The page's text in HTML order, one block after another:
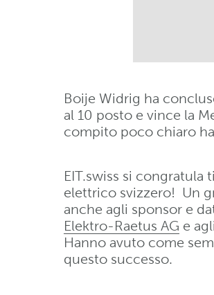
Boije Widrig ha
al 10 posto e vince la
compito poco chiaro
EIT.swiss si
elettrico svizzero! Un
anche agli sponsor e
Elektro-Raetus AG e
Hanno avuto come
questo successo.